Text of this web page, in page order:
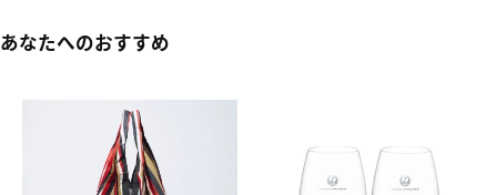
あなたへのおすすめ